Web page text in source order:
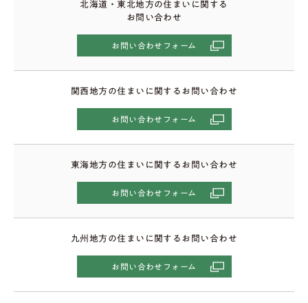
北海道・東北地方の住まいに関する
お問い合わせ
お問い合わせフォーム
関西地方の住まいに関するお問い合わせ
お問い合わせフォーム
東海地方の住まいに関するお問い合わせ
お問い合わせフォーム
九州地方の住まいに関するお問い合わせ
お問い合わせフォーム